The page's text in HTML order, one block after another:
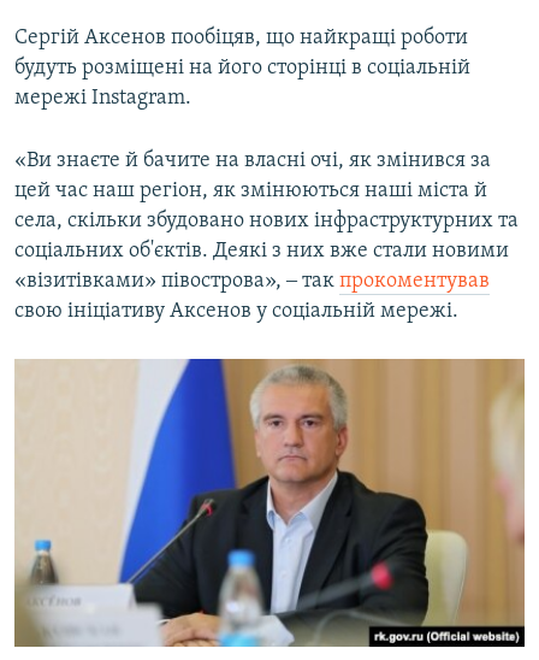
Сергій Аксенов пообіцяв, що найкращі роботи
будуть розміщені на його сторінці в соціальній
мережі Instagram.
«Ви знаєте й бачите на власні очі, як змінився за
цей час наш регіон, як змінюються наші міста й
села, скільки збудовано нових інфраструктурних та
соціальних об'єктів. Деякі з них вже стали новими
«візитівками» півострова», ‒ так прокоментував
свою ініціативу Аксенов у соціальній мережі.